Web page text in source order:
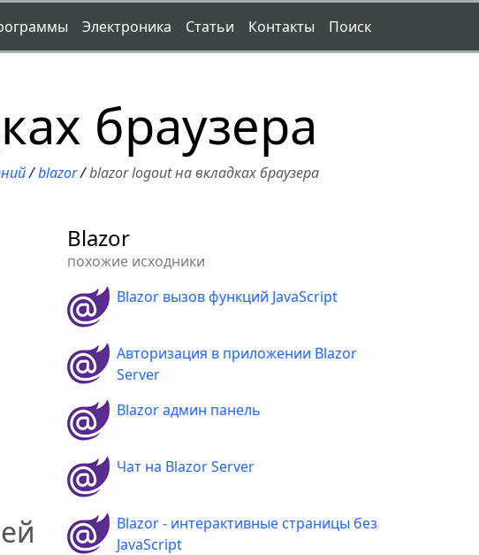
Электроника Статьи Контакты Поиск
браузера
/blazor/blazor logout на вкладках браузера
Blazor
похожие исходники
Blazor вызов функций JavaScript
Авторизация в приложении Blazor
Server
Blazor админ панель
Чат на Blazor Server
Blazor - интерактивные страницы без
JavaScript